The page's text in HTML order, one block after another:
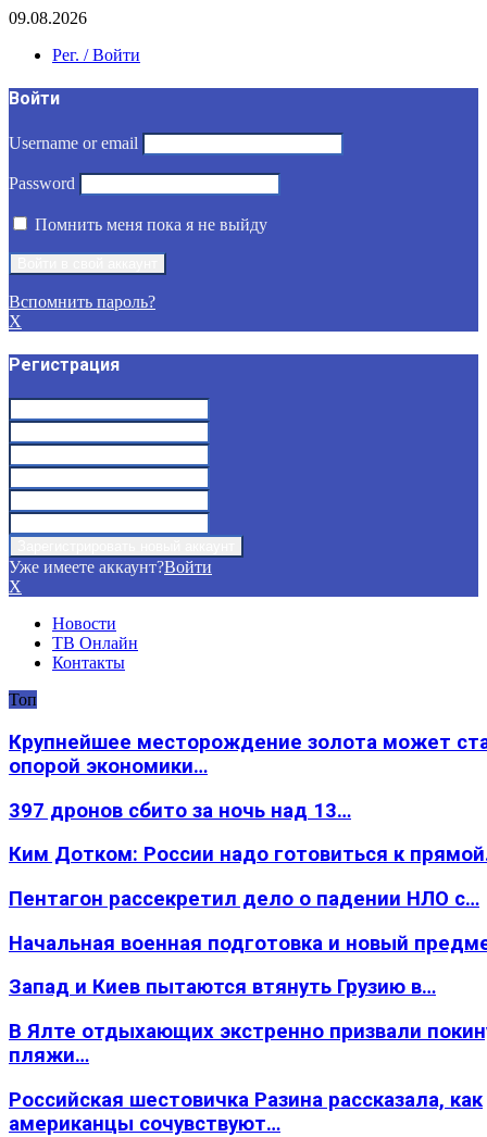
09.08.2026
Рег. / Войти
Войти
Username or email
Password
Помнить меня пока я не выйду
Вспомнить пароль?
X
Регистрация
Уже имеете аккаунт?Войти
X
Новости
ТВ Онлайн
Контакты
Топ
Крупнейшее месторождение золота может
опорой экономики…
397 дронов сбито за ночь над 13…
Ким Дотком: России надо готовиться к
Пентагон рассекретил дело о падении НЛО с…
Начальная военная подготовка и новый
Запад и Киев пытаются втянуть Грузию в…
В Ялте отдыхающих экстренно призвали
пляжи…
Российская шестовичка Разина рассказала, как
американцы сочувствуют…